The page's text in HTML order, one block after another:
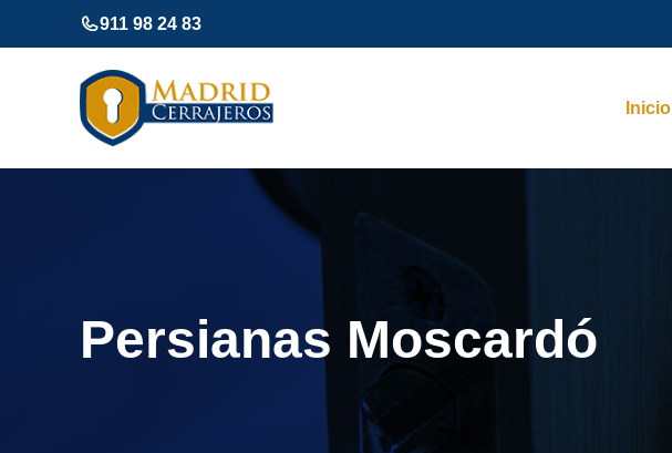
al
911 98 24 83
Inicio
Persianas Moscardó